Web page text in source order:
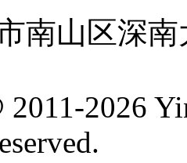
南山区深
2026